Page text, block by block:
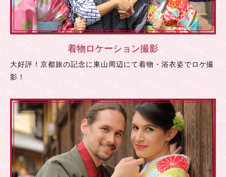
着物ロケーション撮影
大好評！京都旅の記念に東山周辺にて着物・浴衣姿でロケ撮
影！